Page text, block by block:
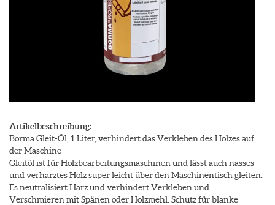
Artikelbeschreibung:
Borma Gleit-Öl, 1 Liter, verhindert das Verkleben des Holzes auf
der Maschine
Gleitöl ist für Holzbearbeitungsmaschinen und lässt auch nasses
und verharztes Holz super leicht über den Maschinentisch gleiten.
Es neutralisiert Harz und verhindert Verkleben und
Verschmieren mit Spänen oder Holzmehl. Schutz für blanke